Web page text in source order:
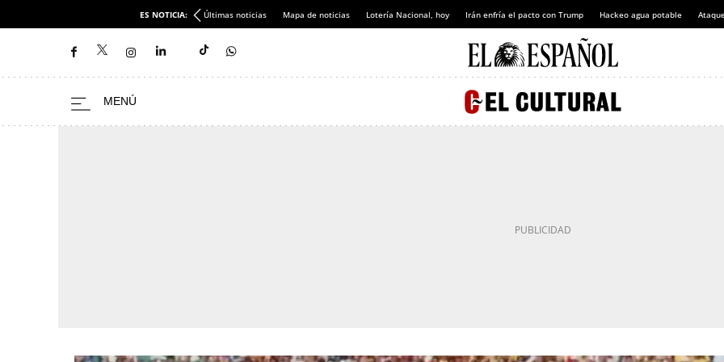
ES NOTICIA: Últimas noticias Mapa de noticias Lotería Nacional, hoy Irán enfría el pacto con Trump Hackeo agua potable